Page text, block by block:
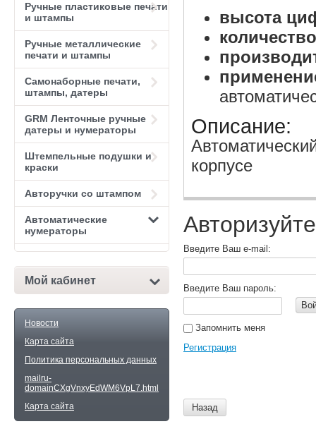
Ручные пластиковые печати
и штампы
Ручные металлические
печати и штампы
Самонаборные печати,
штампы, датеры
GRM Ленточные ручные
датеры и нумераторы
Штемпельные подушки и
краски
Авторучки со штампом
Автоматические
нумераторы
Мой кабинет
Новости
Карта сайта
Политика персональных данных
mailru-
domainCXgVnxyEdWM6VpL7.html
Карта сайта
высота
Описание:
корпусе
Введите Ваш e-mail:
Введите Ваш пароль:
Запомнить меня
Регистрация
Назад